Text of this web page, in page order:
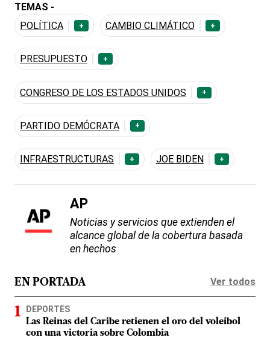
TEMAS -
POLÍTICA
+ CAMBIO CLIMÁTICO +
PRESUPUESTO +
CONGRESO DE LOS ESTADOS UNIDOS +
PARTIDO DEMÓCRATA +
INFRAESTRUCTURAS + JOE BIDEN +
AP
Noticias y servicios que extienden el
alcance global de la cobertura basada
en hechos
EN PORTADA Ver todos
DEPORTES
Las Reinas del Caribe retienen el oro del voleibol
con una victoria sobre Colombia